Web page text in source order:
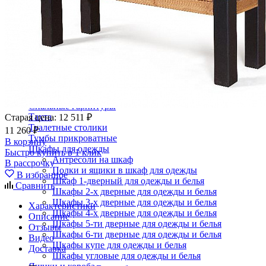
Кровати двуспальные с подъемным механизмом
Кровати полутороспальные с подъемным
Зеркала
Комоды
Спальные гарнитуры
Тахта
Туалетные столики
Тумбы прикроватные
Шкафы для одежды
Антресоли на шкаф
Полки и ящики в шкаф для одежды
Шкаф 1-дверный для одежды и белья
Шкафы 2-х дверные для одежды и белья
Шкафы 3-х дверные для одежды и белья
Шкафы 4-х дверные для одежды и белья
Шкафы 5-ти дверные для одежды и белья
Шкафы 6-ти дверные для одежды и белья
Шкафы купе для одежды и белья
Шкафы угловые для одежды и белья
Старая цена: 12 511 ₽
11 260 ₽
В корзину
Быстро купить в 1 клик
В рассрочку
В избранное
Сравнить
Характеристики
Описание
Отзывы
Видео
Доставка